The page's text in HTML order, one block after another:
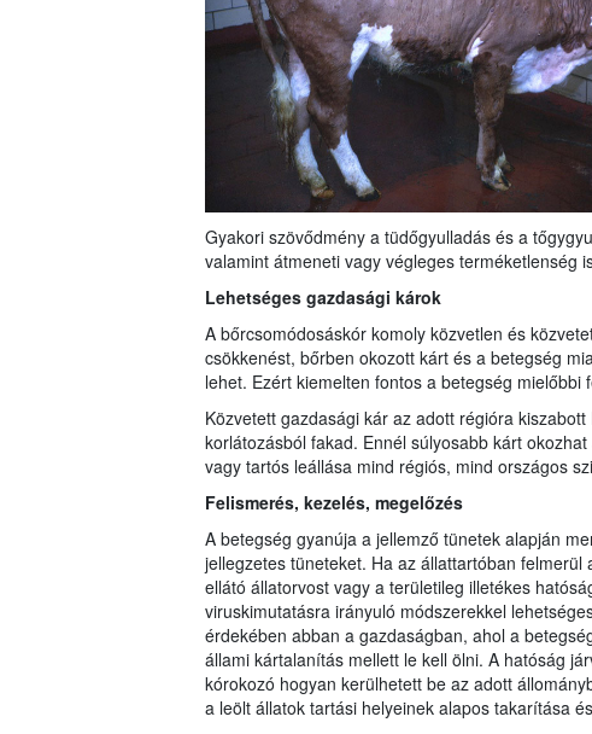
Gyakori szövődmény a tüdőgyulladás és a
valamint átmeneti vagy végleges terméketlenség
Lehetséges gazdasági károk
A bőrcsomódosáskór komoly közvetlen és
csökkenést, bőrben okozott kárt és a betegség
lehet. Ezért kiemelten fontos a betegség
Közvetett gazdasági kár az adott régióra
korlátozásból fakad. Ennél súlyosabb kárt
vagy tartós leállása mind régiós, mind országos
Felismerés, kezelés, megelőzés
A betegség gyanúja a jellemző tünetek alapján
jellegzetes tüneteket. Ha az állattartóban
ellátó állatorvost vagy a területileg illetékes
viruskimutatásra irányuló módszerekkel
érdekében abban a gazdaságban, ahol a
állami kártalanítás mellett le kell ölni. A hatóság
kórokozó hogyan kerülhetett be az adott
a leölt állatok tartási helyeinek alapos takarítása